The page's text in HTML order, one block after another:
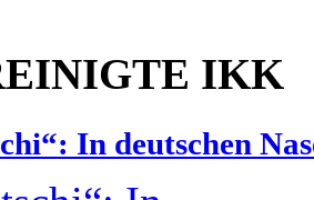
IKK
In deutschen